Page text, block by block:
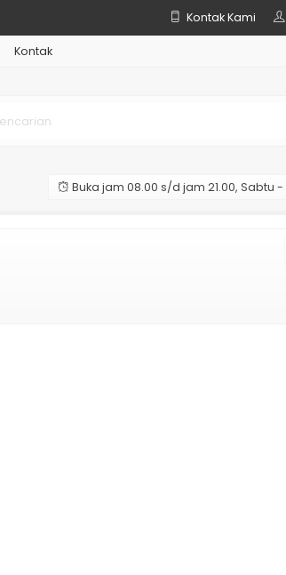
Kontak Kami
Kontak
Buka jam 08.00 s/d jam 21.00, Sabtu